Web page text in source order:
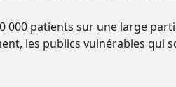
000 patients sur une large
les publics vulnérables qui